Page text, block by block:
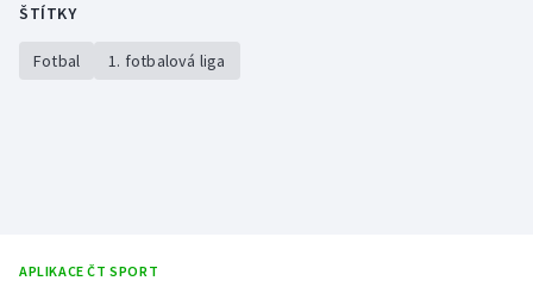
ŠTÍTKY
Fotbal 1. fotbalová liga
APLIKACE ČT SPORT